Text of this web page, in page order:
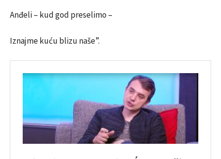
Anđeli – kud god preselimo –
Iznajme kuću blizu naše”.